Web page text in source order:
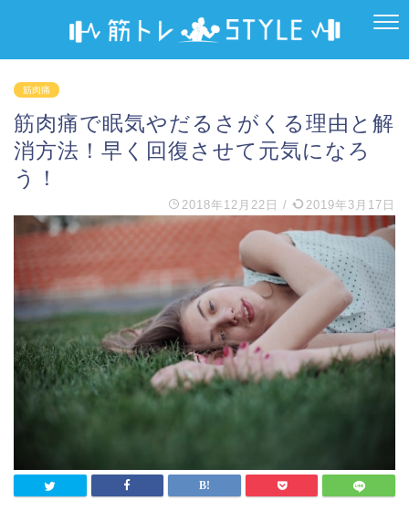
筋肉痛
筋肉痛で眠気やだるさがくる理由と解
消方法！早く回復させて元気になろ
う！
2018年12月22日 / 2019年3月17日